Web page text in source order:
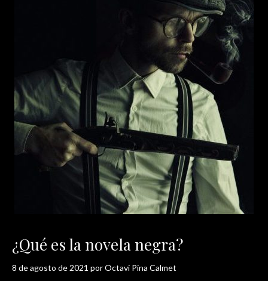
¿Qué es la novela negra?
8 de agosto de 2021 porOctavi Pina Calmet